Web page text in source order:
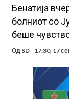
Бенатија
болниот со
беше
Од SD 17:30, 17